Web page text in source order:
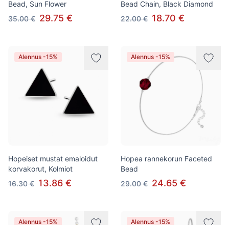
Bead, Sun Flower
35.00 € 29.75 €
Bead Chain, Black Diamond
22.00 € 18.70 €
Alennus -15%
Hopeiset mustat emaloidut
korvakorut, Kolmiot
16.30 € 13.86 €
Alennus -15%
Hopea rannekorun Faceted
Bead
29.00 € 24.65 €
Alennus -15% Alennus -15%